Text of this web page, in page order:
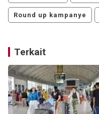
Round up kampanye
Terkait